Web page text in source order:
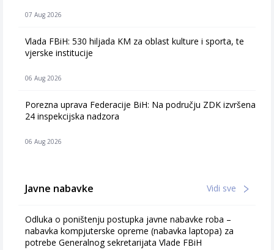
07 Aug 2026
Vlada FBiH: 530 hiljada KM za oblast kulture i sporta, te
vjerske institucije
06 Aug 2026
Porezna uprava Federacije BiH: Na području ZDK izvršena
24 inspekcijska nadzora
06 Aug 2026
Javne nabavke Vidi sve
Odluka o poništenju postupka javne nabavke roba –
nabavka kompjuterske opreme (nabavka laptopa) za
potrebe Generalnog sekretarijata Vlade FBiH